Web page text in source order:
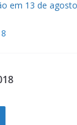
em 13 de